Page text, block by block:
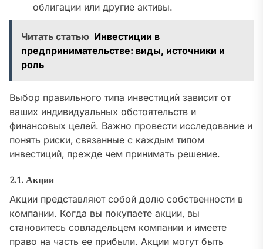
облигации или другие активы.
Читать статью Инвестиции в
предпринимательстве: виды, источники и
роль
Выбор правильного типа инвестиций зависит от
ваших индивидуальных обстоятельств и
финансовых целей. Важно провести исследование и
понять риски‚ связанные с каждым типом
инвестиций‚ прежде чем принимать решение.
2.1. Акции
Акции представляют собой долю собственности в
компании. Когда вы покупаете акции‚ вы
становитесь совладельцем компании и имеете
право на часть ее прибыли. Акции могут быть